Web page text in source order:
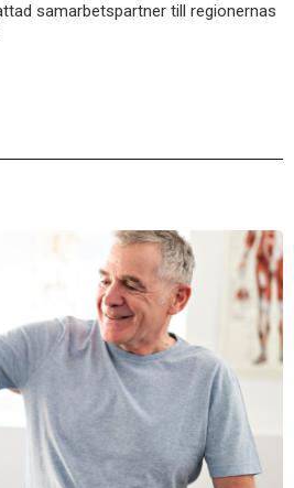
samarbetspartner till regionernas